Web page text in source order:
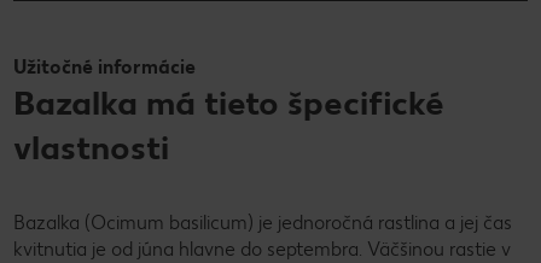
Užitočné informácie
Bazalka má tieto špecifické
vlastnosti
Bazalka (Ocimum basilicum) je jednoročná rastlina a jej čas
kvitnutia je od júna hlavne do septembra. Väčšinou rastie v